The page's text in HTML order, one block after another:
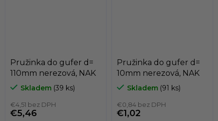
Pružinka do gufer d=
110mm nerezová, NAK
Skladem (39 ks)
€4,51 bez DPH
€5,46
Pružinka do gufer d=
10mm nerezová, NAK
Skladem (91 ks)
€0,84 bez DPH
€1,02